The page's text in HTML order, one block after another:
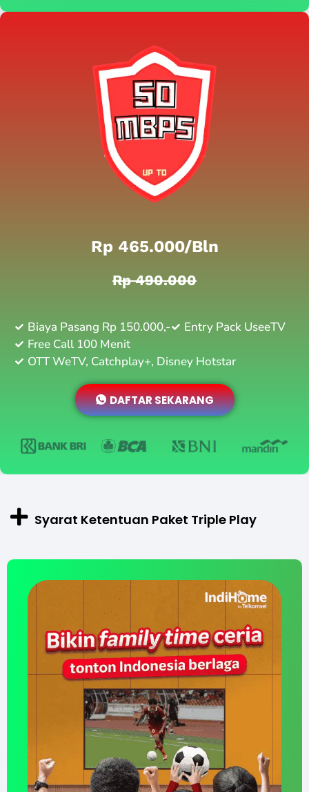
Rp 465.000/bln
Rp 490.000
Biaya Pasang Rp 150.000,-
Entry Pack UseeTV
Free Call 100 Menit
OTT WeTV, Catchplay+, Disney Hotstar
DAFTAR SEKARANG
Syarat Ketentuan Paket Triple Play